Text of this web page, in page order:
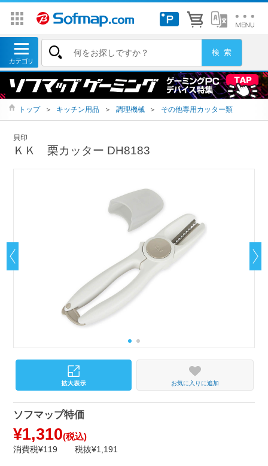
トップ ＞ キッチン用品 ＞ 調理機械 ＞ その他専用カッター類
貝印
ＫＫ 栗カッター DH8183
お気に入りに追加
ソフマップ特価
¥1,310(税込)
消費税¥119 税抜¥1,191